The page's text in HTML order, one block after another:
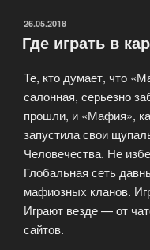
ОПУБЛИКОВАНО
26.05.2018
Где играть в
Те, кто думает, что
салонная, серьезно
прошли, и «Мафия»,
запустила свои
Человечества. Не
Глобальная сеть
мафиозных кланов.
Играют везде — от
сайтов.